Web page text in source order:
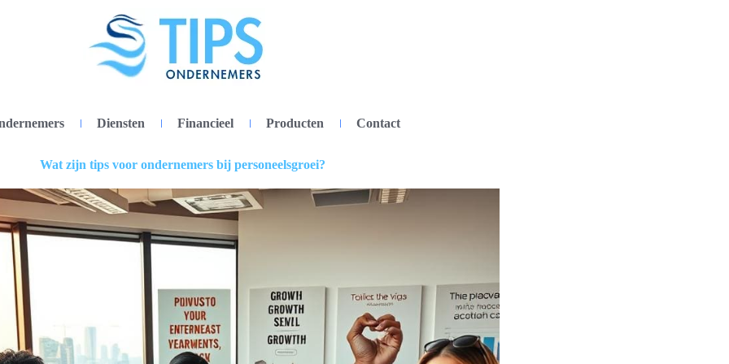
Diensten Financieel Producten Contact
Wat zijn tips voor ondernemers bij personeelsgroei?